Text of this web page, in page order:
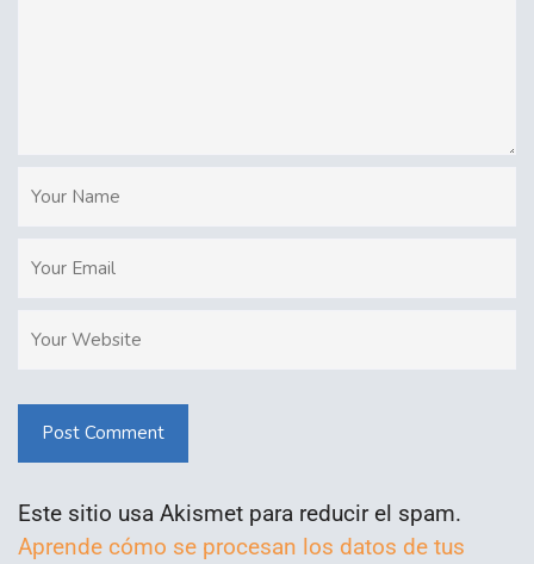
Post Comment
Este sitio usa Akismet para reducir el spam.
Aprende cómo se procesan los datos de tus